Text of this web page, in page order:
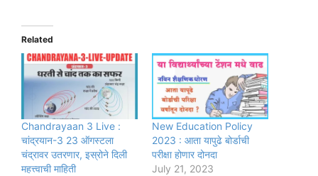
Related
Chandrayaan 3 Live :
चांद्रयान-3 23 ऑगस्टला
चंद्रावर उतरणार, इस्रोने दिली
महत्त्वाची माहिती
New Education Policy
2023 : आता यापुढे बोर्डाची
परीक्षा होणार दोनदा
July 21, 2023